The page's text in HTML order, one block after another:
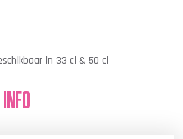
in 33 cl & 50 cl